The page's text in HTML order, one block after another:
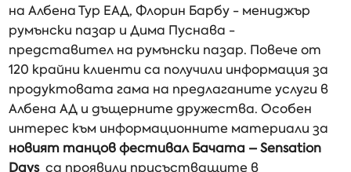
на Албена Тур ЕАД, Флорин Барбу - мениджър
румънски пазар и Дима Пуснава -
представител на румънски пазар. Повече от
120 крайни клиенти са получили информация за
продуктовата гама на предлаганите услуги в
Албена АД и дъщерните дружества. Особен
интерес към информационните материали за
новият танцов фестивал Бачата – Sensation
Daysса проявили присъстващите в